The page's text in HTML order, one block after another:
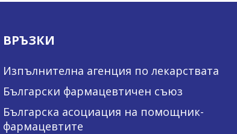
ВРЪЗКИ
Изпълнителна агенция по лекарствата
Български фармацевтичен съюз
Българска асоциация на помощник-
фармацевтите